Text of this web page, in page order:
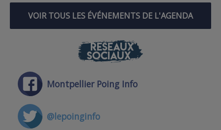
VOIR TOUS LES ÉVÉNEMENTS DE L'AGENDA
RÉSEAUX
SOCIAUX
Montpellier Poing Info
@lepoinginfo